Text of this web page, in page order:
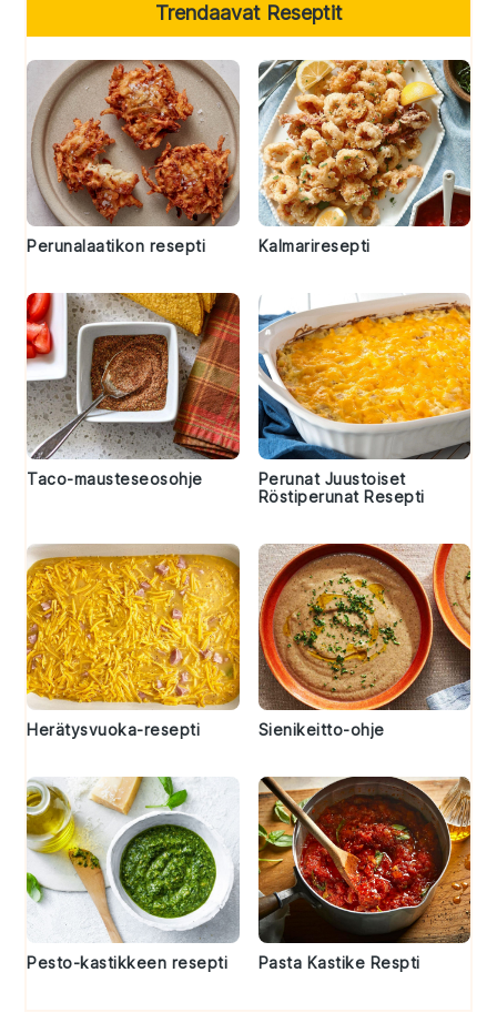
Trendaavat Reseptit
Perunalaatikon resepti Kalmariresepti
Taco-mausteseosohje
Perunat Juustoiset
Röstiperunat Resepti
Herätysvuoka-resepti Sienikeitto-ohje
Pesto-kastikkeen resepti Pasta Kastike Respti